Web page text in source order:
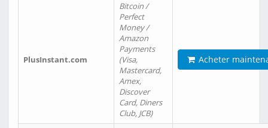
PlusInstant.com
Bitcoin /
Perfect
Money /
Amazon
Payments
(Visa,
Mastercard,
Amex,
Discover
Card, Diners
Club, JCB)
Acheter